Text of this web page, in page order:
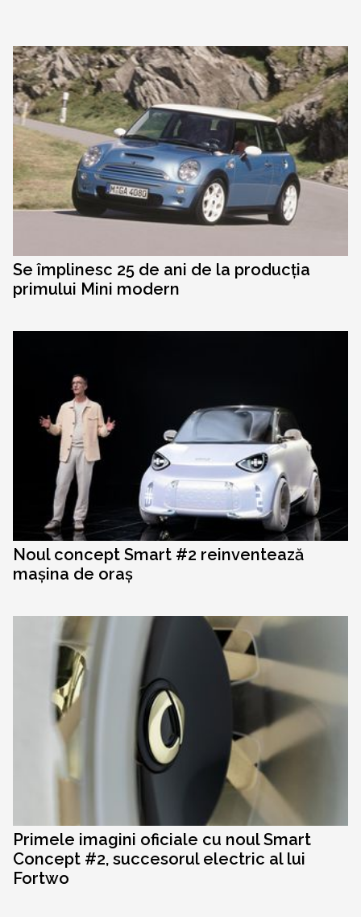
Se împlinesc 25 de ani de la producția
primului Mini modern
Noul concept Smart #2 reinventează
mașina de oraș
Primele imagini oficiale cu noul Smart
Concept #2, succesorul electric al lui
Fortwo